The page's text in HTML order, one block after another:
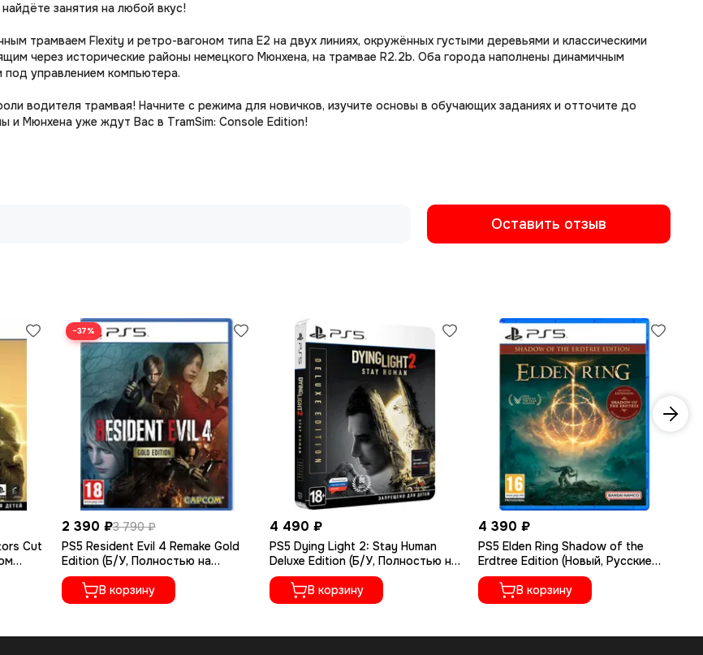
занятия на любой вкус!
трамваем Flexity и ретро-вагоном типа E2 на двух линиях, окружённых густыми деревьями и классическими
через исторические районы немецкого Мюнхена, на трамвае R2.2b. Оба города наполнены динамичным
управлением компьютера.
водителя трамвая! Начните с режима для новичков, изучите основы в обучающих заданиях и отточите до
и Мюнхена уже ждут Вас в TramSim: Console Edition!
Оставить отзыв
Cut
−37%
2 390 ₽3 790 ₽
PS5 Resident Evil 4 Remake Gold
Edition (Б/У, Полностью на
русском языке, PPSA-07412)
В корзину
4 490 ₽
PS5 Dying Light 2: Stay Human
Deluxe Edition (Б/У, Полностью на
русском языке, PPSA-02262)
В корзину
4 390 ₽
PS5 Elden Ring Shadow of the
Erdtree Edition (Новый, Русские
субтитры, PPSA-04609)
В корзину